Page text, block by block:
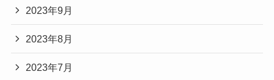
2023年9月
2023年8月
2023年7月